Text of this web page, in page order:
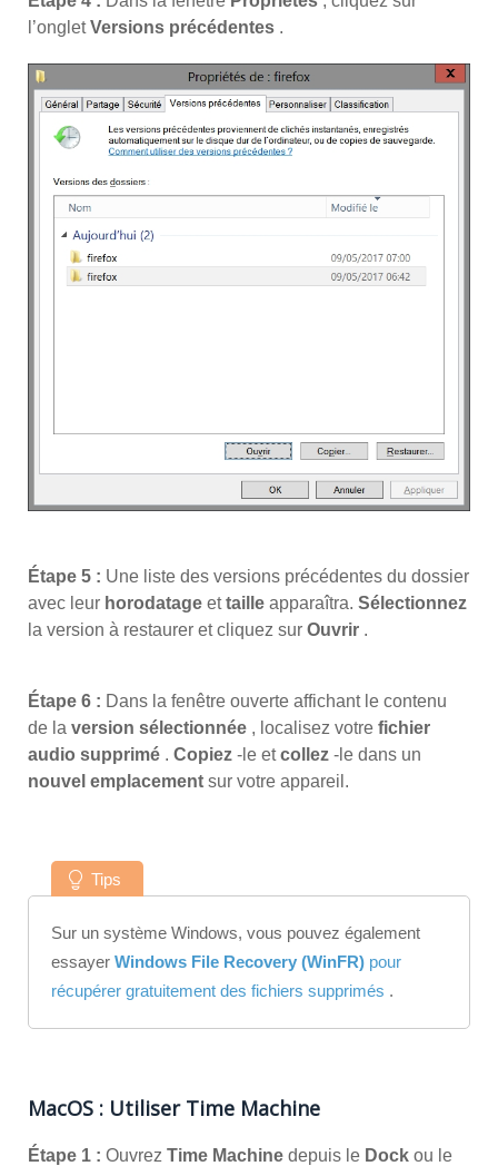
l’ongletVersions précédentes .
Étape 5 : Une liste des versions précédentes du dossier
avec leur horodatage ettaille apparaîtra. Sélectionnez
la version à restaurer et cliquez sur Ouvrir .
Étape 6 : Dans la fenêtre ouverte affichant le contenu
de la version sélectionnée , localisez votre fichier
audio supprimé . Copiez -le etcollez -le dans un
nouvel emplacement sur votre appareil.
Tips
Sur un système Windows, vous pouvez également
essayer Windows File Recovery (WinFR) pour
récupérer gratuitement des fichiers supprimés .
MacOS : Utiliser Time Machine
Étape 1 : Ouvrez Time Machine depuis le Dock ou le